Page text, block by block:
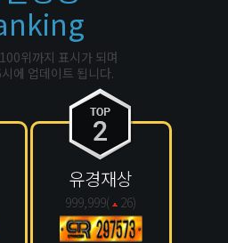
위까지 표시가 되며
에 업데이트 됩니다.
유경재상
999,999( 26)